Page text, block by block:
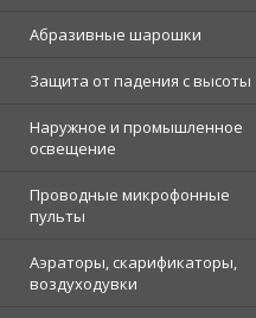
Абразивные шарошки
Защита от падения с высоты
Наружное и промышленное
освещение
Проводные микрофонные
пульты
Аэраторы, скарификаторы,
воздуходувки